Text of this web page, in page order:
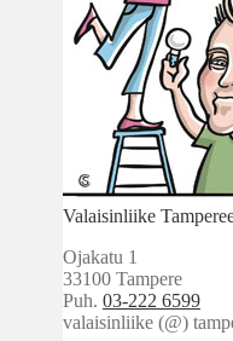
Valaisinliike
Ojakatu 1
33100 Tampere
Puh. 03-222 6599
valaisinliike (@)